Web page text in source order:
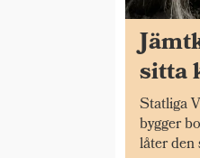
sitta
Statliga
bygger
låter den